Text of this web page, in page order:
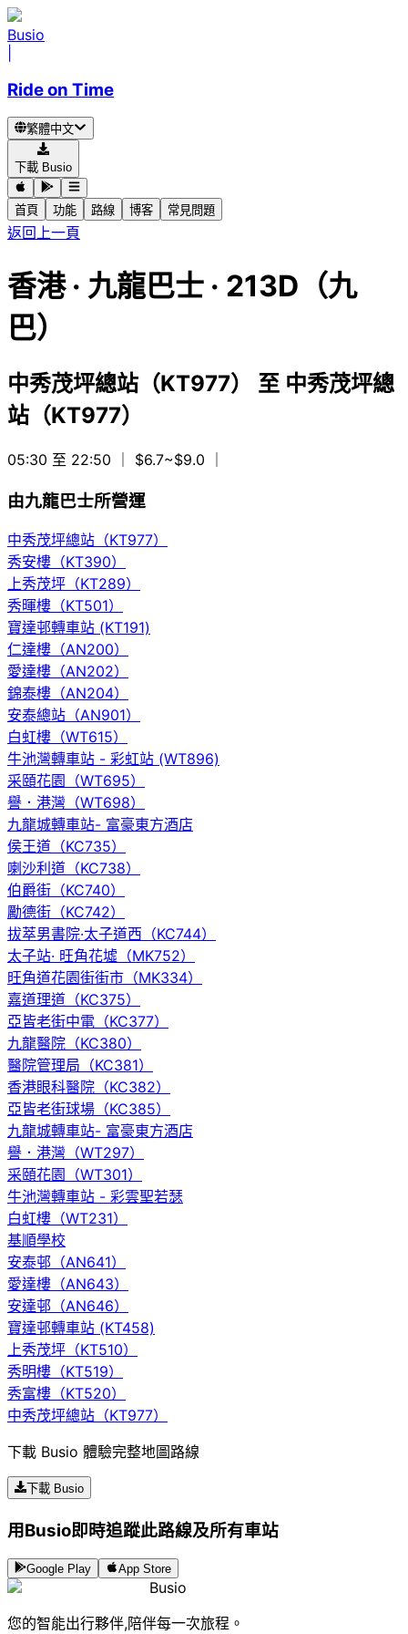
Busio
Ride on Time
繁體中文
下載 Busio
首頁 功能 路線 博客 常見問題
返回上一頁
香港· 九龍巴士 · 213D（九
巴）
中秀茂坪總站（KT977） 至 中秀茂坪總
站（KT977）
05:30 至 22:50 ｜ $6.7~$9.0
由九龍巴士所營運
中秀茂坪總站（KT977）
秀安樓（KT390）
上秀茂坪（KT289）
秀暉樓（KT501）
寶達邨轉車站 (KT191)
仁達樓（AN200）
愛達樓（AN202）
錦泰樓（AN204）
安泰總站（AN901）
白虹樓（WT615）
牛池灣轉車站 - 彩虹站 (WT896)
采頤花園（WT695）
譽．港灣（WT698）
九龍城轉車站- 富豪東方酒店
侯王道（KC735）
喇沙利道（KC738）
伯爵街（KC740）
勵德街（KC742）
拔萃男書院·太子道西（KC744）
太子站· 旺角花墟（MK752）
旺角道花園街街市（MK334）
嘉道理道（KC375）
亞皆老街中電（KC377）
九龍醫院（KC380）
醫院管理局（KC381）
香港眼科醫院（KC382）
亞皆老街球場（KC385）
九龍城轉車站- 富豪東方酒店
譽．港灣（WT297）
采頤花園（WT301）
牛池灣轉車站 - 彩雲聖若瑟
白虹樓（WT231）
基順學校
安泰邨（AN641）
愛達樓（AN643）
安達邨（AN646）
寶達邨轉車站 (KT458)
上秀茂坪（KT510）
秀明樓（KT519）
秀富樓（KT520）
中秀茂坪總站（KT977）
下載 Busio 體驗完整地圖路線
下載 Busio
用Busio即時追蹤此路線及所有車站
Google Play App Store
Busio
您的智能出行夥伴,陪伴每一次旅程。